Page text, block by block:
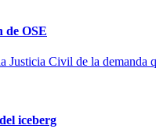
de OSE
Justicia Civil de la
iceberg